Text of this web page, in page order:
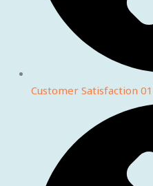
Customer Satisfaction 01